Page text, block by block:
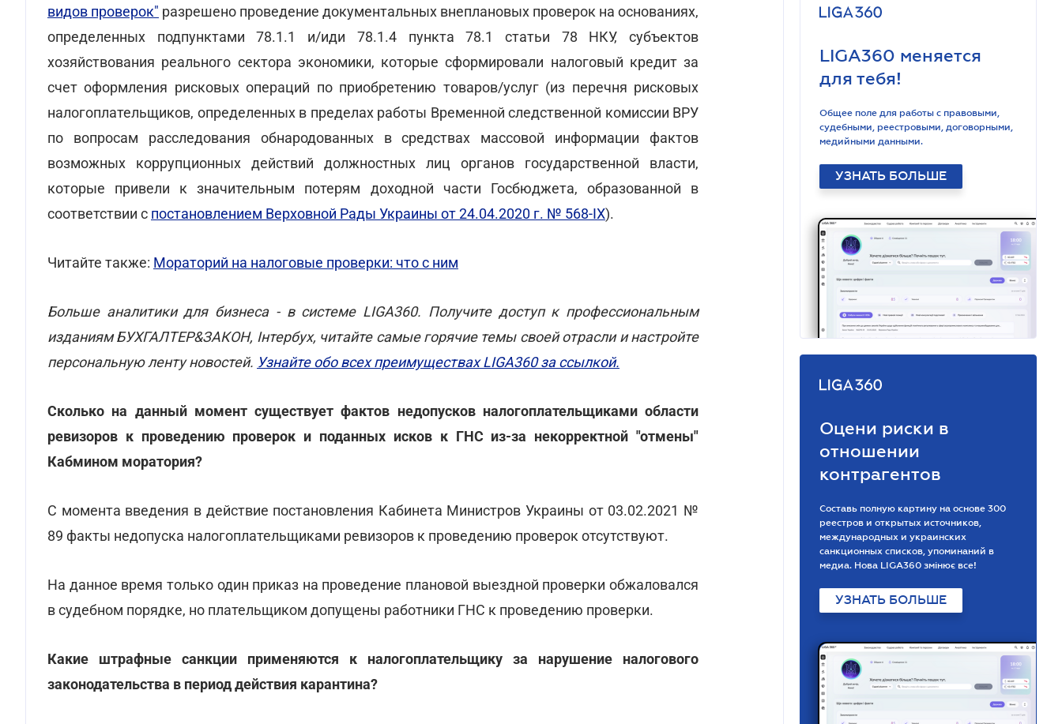
видов проверок" разрешено проведение документальных внеплановых проверок на основаниях,
определенных подпунктами 78.1.1 и/иди 78.1.4 пункта 78.1 статьи 78 НКУ, субъектов
хозяйствования реального сектора экономики, которые сформировали налоговый кредит за
счет оформления рисковых операций по приобретению товаров/услуг (из перечня рисковых
налогоплательщиков, определенных в пределах работы Временной следственной комиссии ВРУ
по вопросам расследования обнародованных в средствах массовой информации фактов
возможных коррупционных действий должностных лиц органов государственной власти,
которые привели к значительным потерям доходной части Госбюджета, образованной в
соответствии с постановлением Верховной Рады Украины от 24.04.2020 г. № 568-ІХ).
Читайте также: Мораторий на налоговые проверки: что с ним
Больше аналитики для бизнеса - в системе LIGA360. Получите доступ к профессиональным
изданиям БУХГАЛТЕР&ЗАКОН, Інтербух, читайте самые горячие темы своей отрасли и настройте
персональную ленту новостей. Узнайте обо всех преимуществах LIGA360 за ссылкой.
Сколько на данный момент существует фактов недопусков налогоплательщиками области
ревизоров к проведению проверок и поданных исков к ГНС из-за некорректной "отмены"
Кабмином моратория?
С момента введения в действие постановления Кабинета Министров Украины от 03.02.2021 №
89 факты недопуска налогоплательщиками ревизоров к проведению проверок отсутствуют.
На данное время только один приказ на проведение плановой выездной проверки обжаловался
в судебном порядке, но плательщиком допущены работники ГНС к проведению проверки.
Какие штрафные санкции применяются к налогоплательщику за нарушение налогового
законодательства в период действия карантина?
LIGA360 меняется
для тебя!
Общее поле для работы с правовыми,
судебными, реестровыми, договорными,
медийными данными.
УЗНАТЬ БОЛЬШЕ
Оцени риски в
отношении
контрагентов
Составь полную картину на основе 300
реестров и открытых источников,
международных и украинских
санкционных списков, упоминаний в
медиа. Нова LIGA360 змінює все!
УЗНАТЬ БОЛЬШЕ